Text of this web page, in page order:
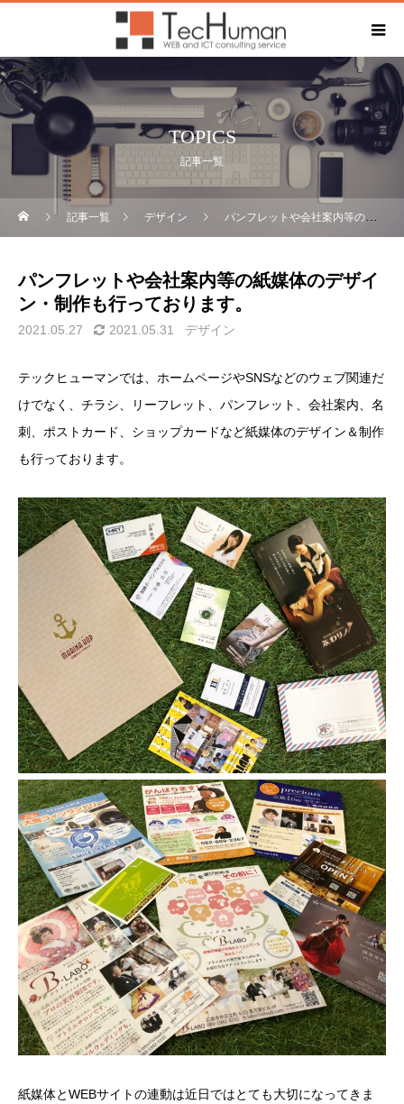
TOPICS
記事一覧
記事一覧 デザイン パンフレットや会社案内等の紙媒体のデザイン・制作も行っております。
パンフレットや会社案内等の紙媒体のデザイ
ン・制作も行っております。
2021.05.27 2021.05.31 デザイン
テックヒューマンでは、ホームページやSNSなどのウェブ関連だ
けでなく、チラシ、リーフレット、パンフレット、会社案内、名
刺、ポストカード、ショップカードなど紙媒体のデザイン＆制作
も行っております。
紙媒体とWEBサイトの連動は近日ではとても大切になってきま